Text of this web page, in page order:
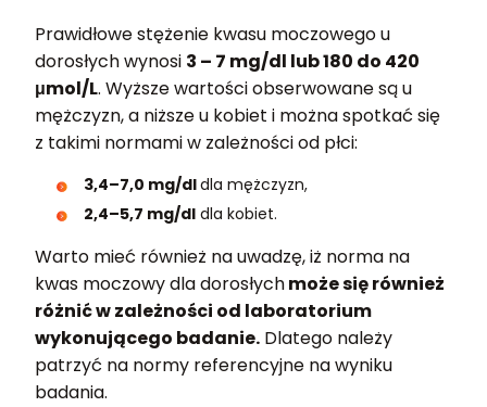
Prawidłowe stężenie kwasu moczowego u
dorosłych wynosi 3 – 7 mg/dl lub 180 do 420
μmol/L. Wyższe wartości obserwowane są u
mężczyzn, a niższe u kobiet i można spotkać się
z takimi normami w zależności od płci:
3,4–7,0 mg/dldla mężczyzn,
2,4–5,7 mg/dl dla kobiet.
Warto mieć również na uwadzę, iż norma na
kwas moczowy dla dorosłychmoże się również
różnić w zależności od laboratorium
wykonującego badanie. Dlatego należy
patrzyć na normy referencyjne na wyniku
badania.